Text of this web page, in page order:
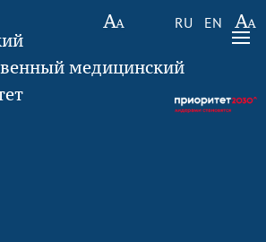
RU EN
медицинский